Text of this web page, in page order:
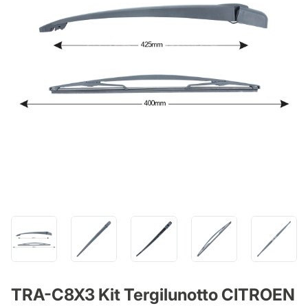
TRA-C8X3 Kit Tergilunotto CITROEN